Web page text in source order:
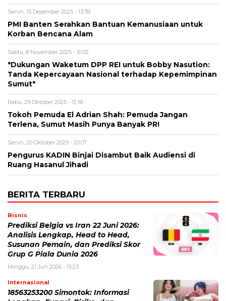
Senin, 15 Desember 2025 - 13:39
PMI Banten Serahkan Bantuan Kemanusiaan untuk
Korban Bencana Alam
Sabtu, 8 November 2025 - 10:02
*Dukungan Waketum DPP REI untuk Bobby Nasution:
Tanda Kepercayaan Nasional terhadap Kepemimpinan
Sumut*
Rabu, 29 Oktober 2025 - 12:18
Tokoh Pemuda El Adrian Shah: Pemuda Jangan
Terlena, Sumut Masih Punya Banyak PR!
Senin, 20 Oktober 2025 - 20:07
Pengurus KADIN Binjai Disambut Baik Audiensi di
Ruang Hasanul Jihadi
BERITA TERBARU
Bisnis
Prediksi Belgia vs Iran 22 Juni 2026:
Analisis Lengkap, Head to Head,
Susunan Pemain, dan Prediksi Skor
Grup G Piala Dunia 2026
Minggu, 21 Jun 2026 - 15:23
Internasional
18563253200 Simontok: Informasi